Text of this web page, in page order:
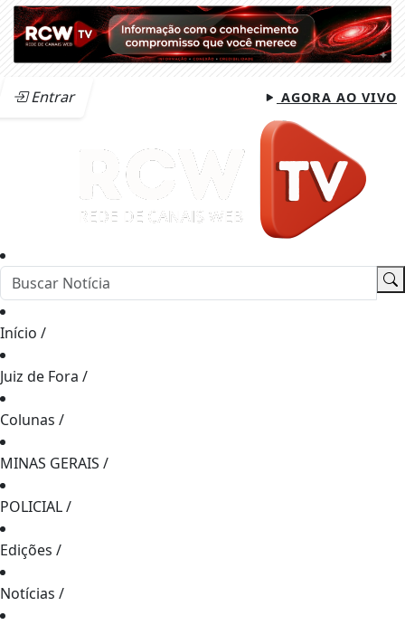
Entrar AGORA AO VIVO
Início /
Juiz de Fora /
Colunas /
MINAS GERAIS /
POLICIAL/
Edições /
Notícias /